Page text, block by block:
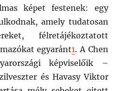
képet festenek: egy
amely tudatosan
félretájékoztatott
egyaránt1. A Chen
képviselőik –
és Havasy Viktor